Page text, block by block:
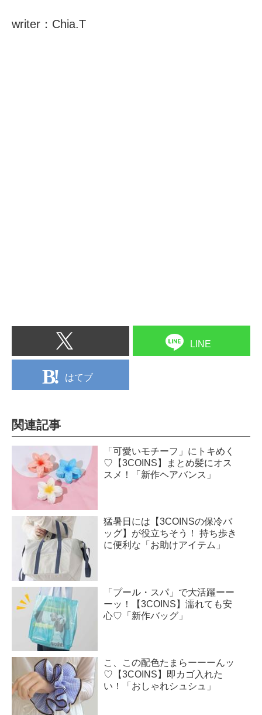
writer：Chia.T
LINE
はてブ
関連記事
「可愛いモチーフ」にトキめく
♡【3COINS】まとめ髪にオス
スメ！「新作ヘアバンス」
猛暑日には【3COINSの保冷バ
ッグ】が役立ちそう！ 持ち歩き
に便利な「お助けアイテム」
「プール・スパ」で大活躍ーー
ーッ！【3COINS】濡れても安
心♡「新作バッグ」
こ、この配色たまらーーーんッ
♡【3COINS】即カゴ入れた
い！「おしゃれシュシュ」